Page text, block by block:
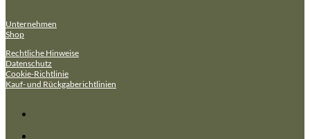
Unternehmen
Shop
Rechtliche Hinweise
Datenschutz
Cookie-Richtlinie
Kauf- und Rückgaberichtlinien